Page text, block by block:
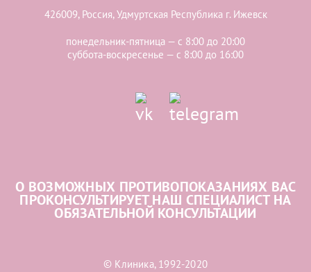
426009, Россия, Удмуртская Республика г. Ижевск
понедельник-пятница — с 8:00 до 20:00
суббота-воскресенье — с 8:00 до 16:00
О ВОЗМОЖНЫХ ПРОТИВОПОКАЗАНИЯХ ВАС
ПРОКОНСУЛЬТИРУЕТ НАШ СПЕЦИАЛИСТ НА
ОБЯЗАТЕЛЬНОЙ КОНСУЛЬТАЦИИ
© Клиника, 1992-2020